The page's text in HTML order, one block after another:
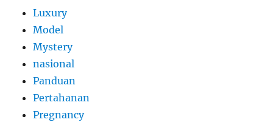
Luxury
Model
Mystery
nasional
Panduan
Pertahanan
Pregnancy